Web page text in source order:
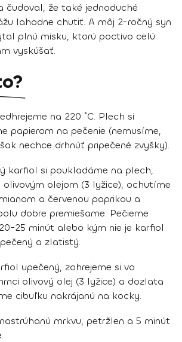
čudoval, že také jednoduché
lahodne chutiť. A môj 2-ročný syn
plnú misku, ktorú poctivo celú
vyskúšať.
na 220 ˚C. Plech si
papierom na pečenie (nemusíme,
nechce drhnúť pripečené zvyšky).
karfiol si poukladáme na plech,
olivovým olejom (3 lyžice), ochutíme
a červenou paprikou a
dobre premiešame. Pečieme
25 minút alebo kým nie je karfiol
a zlatistý.
upečený, zohrejeme si vo
olivový olej (3 lyžice) a dozlata
cibuľku nakrájanú na kocky.
mrkvu, petržlen a 5 minút